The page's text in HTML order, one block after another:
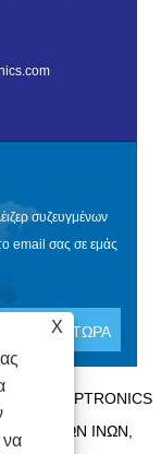
συζευγμένων
email σας σε εμάς
BOX OPTRONICS
ΟΠΤΙΚΏΝ ΙΝΏΝ,
X
να